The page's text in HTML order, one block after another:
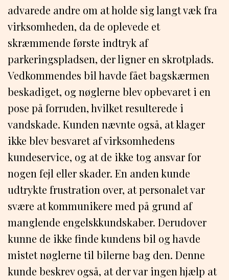
advarede andre om at holde sig langt væk fra
virksomheden, da de oplevede et
skræmmende første indtryk af
parkeringspladsen, der ligner en skrotplads.
Vedkommendes bil havde fået bagskærmen
beskadiget, og nøglerne blev opbevaret i en
pose på forruden, hvilket resulterede i
vandskade. Kunden nævnte også, at klager
ikke blev besvaret af virksomhedens
kundeservice, og at de ikke tog ansvar for
nogen fejl eller skader. En anden kunde
udtrykte frustration over, at personalet var
svære at kommunikere med på grund af
manglende engelskkundskaber. Derudover
kunne de ikke finde kundens bil og havde
mistet nøglerne til bilerne bag den. Denne
kunde beskrev også, at der var ingen hjælp at